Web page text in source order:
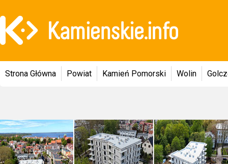
Strona Główna Powiat Kamień Pomorski Wolin